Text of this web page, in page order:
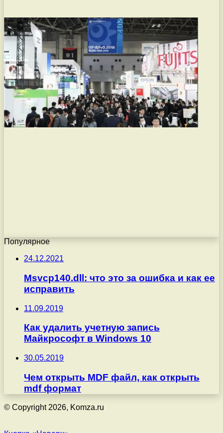
Популярное
24.12.2021
Msvcp140.dll: что это за ошибка и как ее
исправить
11.09.2019
Как удалить учетную запись
Майкрософт в Windows 10
30.05.2019
Чем открыть MDF файл, как открыть
mdf формат
© Copyright 2026, Komza.ru